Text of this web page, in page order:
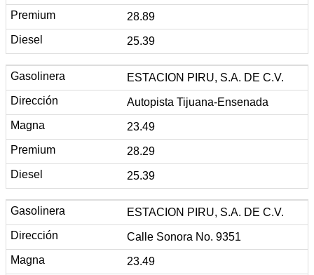
28.89
25.39
ESTACION PIRU, S.A. DE C.V.
Autopista Tijuana-Ensenada
23.49
28.29
25.39
ESTACION PIRU, S.A. DE C.V.
Calle Sonora No. 9351
23.49